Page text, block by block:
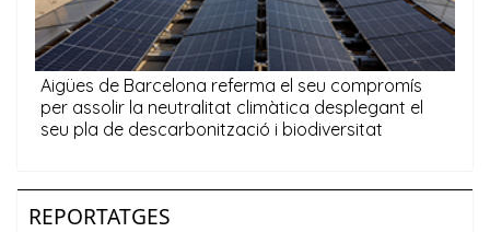
REPORTATGES